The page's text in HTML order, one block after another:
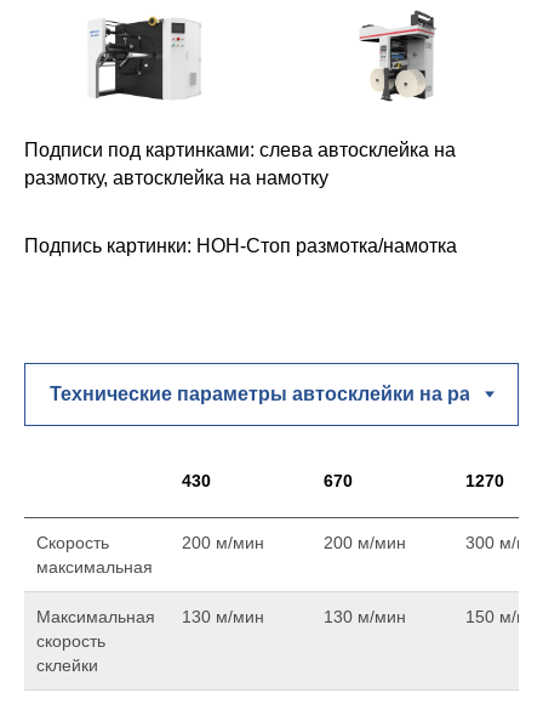
Подписи под картинками: слева автосклейка на
размотку, автосклейка на намотку
Подпись картинки: НОН-Стоп размотка/намотка
430 670 1270
Скорость
максимальная
200 м/мин 200 м/мин 300 м/
Максимальная
скорость
склейки
130 м/мин 130 м/мин 150 м/